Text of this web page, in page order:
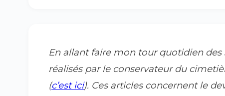
En allant faire mon tour quotidien des
réalisés par le conservateur du
(c’est ici). Ces articles concernent le